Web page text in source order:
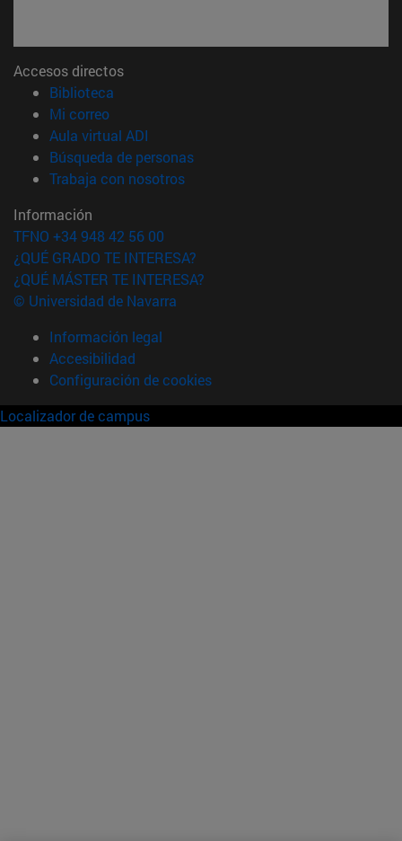
Accesos directos
Biblioteca
Mi correo(abre en nueva ventana)
Aula virtual ADI
Búsqueda de personas(abre en nueva ventana)
Trabaja con nosotros(abre en nueva ventana)
Información
TFNO +34 948 42 56 00
¿QUÉ GRADO TE INTERESA?
¿QUÉ MÁSTER TE INTERESA?
© Universidad de Navarra
Información legal
Accesibilidad
Configuración de cookies
Localizador de campus